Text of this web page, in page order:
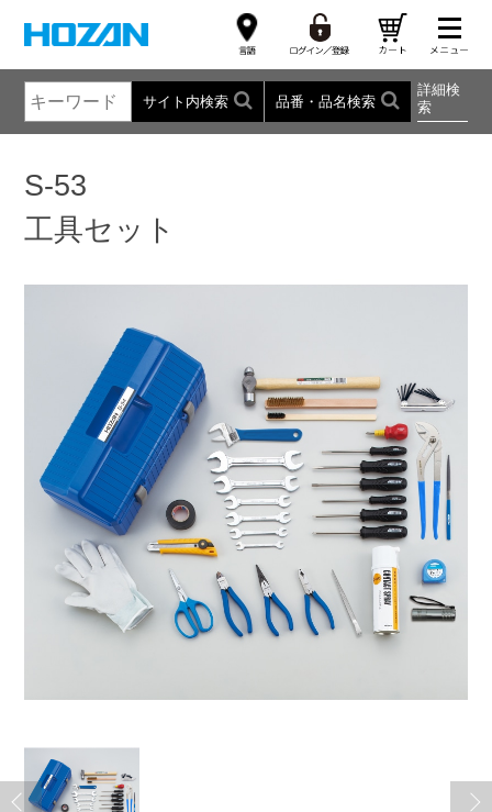
サイト内検索 品番・品名検索
詳細検
索
S-53
工具セット